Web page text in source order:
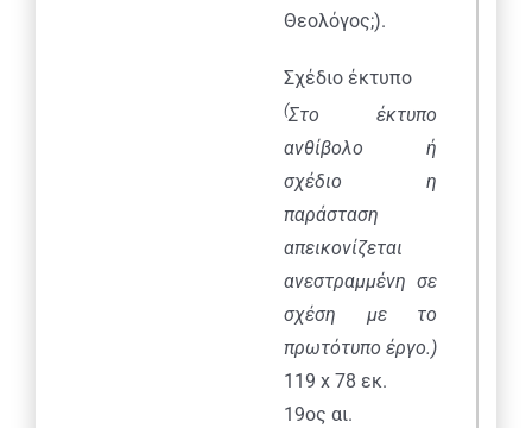
Θεολόγος;).
Σχέδιο έκτυπο
(Στο έκτυπο
ανθίβολο ή
σχέδιο η
παράσταση
απεικονίζεται
ανεστραμμένη σε
σχέση με το
πρωτότυπο έργο.)
119 x 78 εκ.
19ος αι.